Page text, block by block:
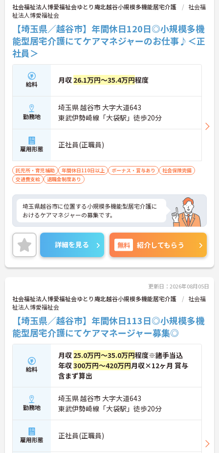
社会福祉法人博愛福祉会ゆとり庵北越谷小規模多機能居宅介護
社会福
祉法人博愛福祉会
【埼玉県／越谷市】年間休日120日◎小規模多機
能型居宅介護にてケアマネジャーのお仕事♪＜正
社員＞
給料 月収 26.1万円～35.4万円程度
勤務地
埼玉県 越谷市 大字大道643
東武伊勢崎線「大袋駅」徒歩20分
雇用形態 正社員(正職員)
託児所・育児補助 年間休日110日以上 ボーナス・賞与あり
社会保険完備
交通費支給
退職金制度あり
埼玉県越谷市に位置する小規模多機能型居宅介護に
おけるケアマネジャーの募集です。
詳細を見る 無料 紹介してもらう
更新日：2026年08月05日
社会福祉法人博愛福祉会ゆとり庵北越谷小規模多機能居宅介護
社会福
祉法人博愛福祉会
【埼玉県／越谷市】年間休日113日◎小規模多機
能型居宅介護にてケアマネージャー募集◎
給料
月収 25.0万円～35.0万円程度※諸手当込
年収300万円～420万円月収×12ヶ月 賞与
含まず算出
勤務地
埼玉県 越谷市 大字大道643
東武伊勢崎線「大袋駅」徒歩20分
雇用形態 正社員(正職員)